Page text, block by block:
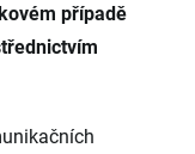
případě